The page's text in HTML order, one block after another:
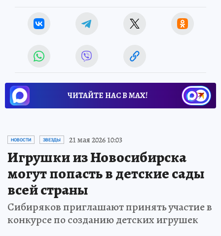
ЧИТАЙТЕ НАС В МАХ!
НОВОСТИ ЗВЕЗДЫ 21 мая 2026 10:03
Игрушки из Новосибирска
могут попасть в детские сады
всей страны
Сибиряков приглашают принять участие в
конкурсе по созданию детских игрушек